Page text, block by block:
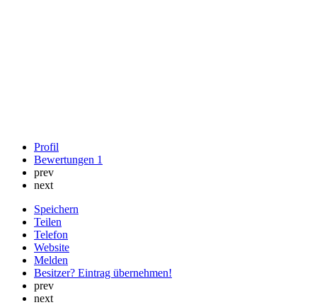
Profil
Bewertungen 1
prev
next
Speichern
Teilen
Telefon
Website
Melden
Besitzer? Eintrag übernehmen!
prev
next